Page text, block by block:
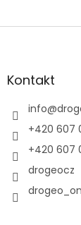
Z
aKontakt
info@
+420 607
+420 607
drogeocz